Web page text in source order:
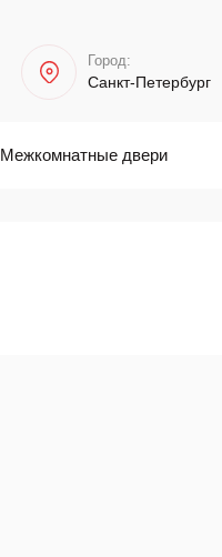
Город:
Санкт-Петербург
Межкомнатные двери